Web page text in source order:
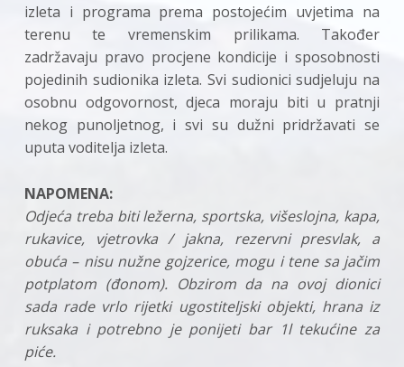
izleta i programa prema postojećim uvjetima na
terenu te vremenskim prilikama. Također
zadržavaju pravo procjene kondicije i sposobnosti
pojedinih sudionika izleta. Svi sudionici sudjeluju na
osobnu odgovornost, djeca moraju biti u pratnji
nekog punoljetnog, i svi su dužni pridržavati se
uputa voditelja izleta.
NAPOMENA:
Odjeća treba biti ležerna, sportska, višeslojna, kapa,
rukavice, vjetrovka / jakna, rezervni presvlak, a
obuća – nisu nužne gojzerice, mogu i tene sa jačim
potplatom (đonom). Obzirom da na ovoj dionici
sada rade vrlo rijetki ugostiteljski objekti, hrana iz
ruksaka i potrebno je ponijeti bar 1l tekućine za
piće.